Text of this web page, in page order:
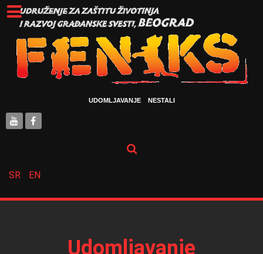
UDOMLJAVANJE NESTALI
SR EN
Udomljavanje